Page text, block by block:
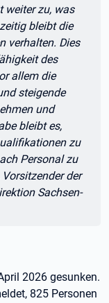
weiter zu, was
bleibt die
verhalten. Dies
des
allem die
steigende
und
bleibt es,
zu
Personal zu
Vorsitzender der
Sachsen-
2026 gesunken.
825 Personen